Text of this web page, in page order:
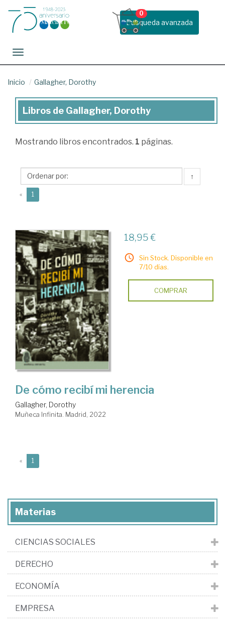
Busqueda avanzada
0
Toggle navigation
Inicio Gallagher, Dorothy
Libros
Gallagher,
Libros de Gallagher, Dorothy
Mostrando libros encontrados. 1 páginas.
↑
« 1
18,95 €
Sin Stock. Disponible en
7/10 días.
COMPRAR
De cómo recibí mi herencia
Gallagher, Dorothy
Muñeca Infinita. Madrid, 2022
« 1
Materias
CIENCIAS SOCIALES
DERECHO
ECONOMÍA
EMPRESA